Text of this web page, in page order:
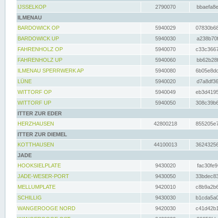
IJSSELKOP 2790070
ILMENAU
BARDOWICK OP
5940029
BARDOWICK UP
5940030
FAHRENHOLZ OP
5940070
FAHRENHOLZ UP
5940060
ILMENAU SPERRWERK AP
5940080
LÜNE
5940020
WITTORF OP
5940049
WITTORF UP
5940050
ITTER ZUR EDER
HERZHAUSEN
42800218
ITTER ZUR DIEMEL
KOTTHAUSEN
44100013
JADE
HOOKSIELPLATE
9430020
JADE-WESER-PORT
9430050
MELLUMPLATE
9420010
SCHILLIG
9430030
WANGEROOGE NORD
9420030